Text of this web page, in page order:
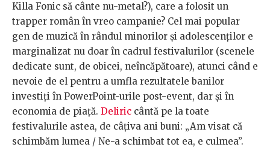
Killa Fonic să cânte nu-metal?), care a folosit un
trapper român în vreo campanie? Cel mai popular
gen de muzică în rândul minorilor și adolescenților e
marginalizat nu doar în cadrul festivalurilor (scenele
dedicate sunt, de obicei, neîncăpătoare), atunci când e
nevoie de el pentru a umfla rezultatele banilor
investiți în PowerPoint-urile post-event, dar și în
economia de piață. Deliric cântă pe la toate
festivalurile astea, de câțiva ani buni: „Am visat că
schimbăm lumea / Ne-a schimbat tot ea, e culmea”.